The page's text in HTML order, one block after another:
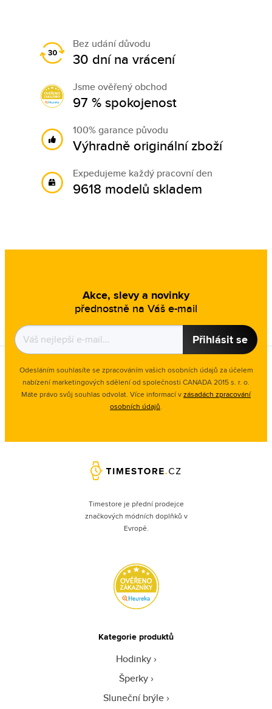
Bez udání důvodu
30 dní na vrácení
Jsme ověřený obchod
97 % spokojenost
100% garance původu
Výhradně originální zboží
Expedujeme každý pracovní den
9618 modelů skladem
Akce, slevy a novinky
přednostně na Váš e-mail
Přihlásit se
Odesláním souhlasíte se zpracováním vašich osobních údajů za účelem
nabízení marketingových sdělení od společnosti CANADA 2015 s. r. o.
Máte právo svůj souhlas odvolat. Více informací vzásadách zpracování
osobních údajů.
Timestore je přední prodejce
značkových módních doplňků v
Evropě.
Kategorie produktů
Hodinky
Šperky
Sluneční brýle